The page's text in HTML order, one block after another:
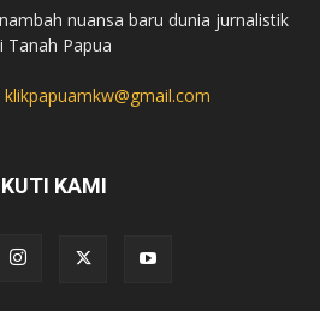
nuansa baru dunia jurnalistik
Tanah Papua
klikpapuamkw@gmail.com
KAMI